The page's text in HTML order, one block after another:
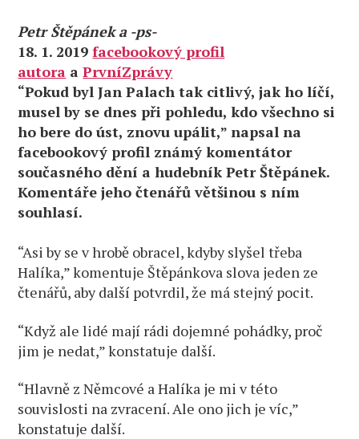
Petr Štěpánek a -ps-
18. 1. 2019facebookový profil
autora aPrvníZprávy
“Pokud byl Jan Palach tak citlivý, jak ho líčí,
musel by se dnes při pohledu, kdo všechno si
ho bere do úst, znovu upálit,” napsal na
facebookový profil známý komentátor
současného dění a hudebník Petr Štěpánek.
Komentáře jeho čtenářů většinou s ním
souhlasí.
“Asi by se v hrobě obracel, kdyby slyšel třeba
Halíka,” komentuje Štěpánkova slova jeden ze
čtenářů, aby další potvrdil, že má stejný pocit.
“Když ale lidé mají rádi dojemné pohádky, proč
jim je nedat,” konstatuje další.
“Hlavně z Němcové a Halíka je mi v této
souvislosti na zvracení. Ale ono jich je víc,”
konstatuje další.